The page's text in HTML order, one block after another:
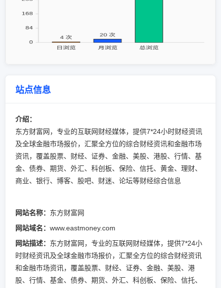
站点信息
介绍：
东方财富网，专业的互联网财经媒体，提供7*24小时财经资讯
及全球金融市场报价，汇聚全方位的综合财经资讯和金融市场
资讯，覆盖股票、财经、证券、金融、美股、港股、行情、基
金、债券、期货、外汇、科创板、保险、信托、黄金、理财、
商业、银行、博客、股吧、财迷、论坛等财经综合信息
网站名称： 东方财富网
网站域名： www.eastmoney.com
网站描述： 东方财富网，专业的互联网财经媒体，提供7*24小
时财经资讯及全球金融市场报价，汇聚全方位的综合财经资讯
和金融市场资讯，覆盖股票、财经、证券、金融、美股、港
股、行情、基金、债券、期货、外汇、科创板、保险、信托、